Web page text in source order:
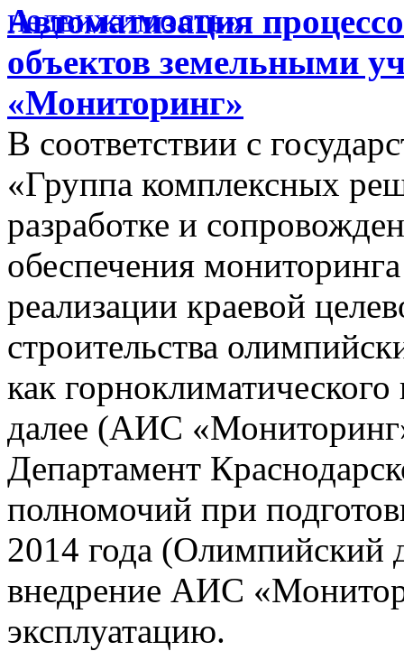
Автоматизация
объектов земельными
«Мониторинг»
В соответствии с
«Группа комплексных
разработке и
обеспечения
реализации краевой
строительства
как
далее (АИС
Департамент
полномочий при
2014 года (Олимпийский
внедрение АИС
эксплуатацию.